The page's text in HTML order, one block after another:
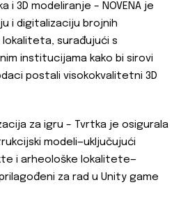
i 3D modeliranje – NOVENA je
i digitalizaciju brojnih
surađujući s
institucijama kako bi sirovi
postali visokokvalitetni 3D
za igru – Tvrtka je osigurala
modeli—uključujući
i arheološke lokalitete—
za rad u Unity game